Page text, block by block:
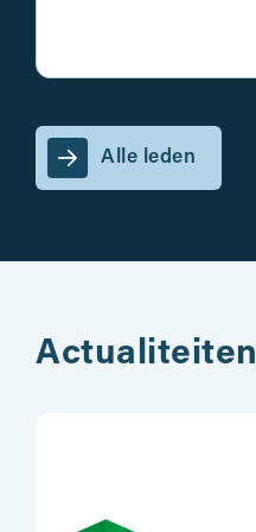
Alle leden
Actualiteiten